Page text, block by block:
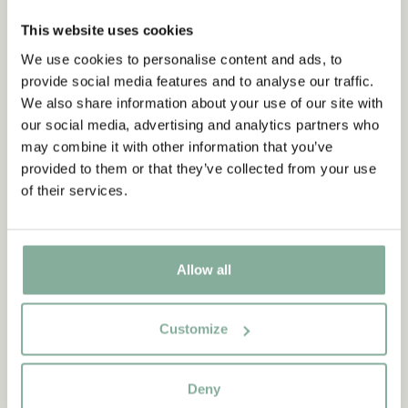
This website uses cookies
We use cookies to personalise content and ads, to
provide social media features and to analyse our traffic.
We also share information about your use of our site with
our social media, advertising and analytics partners who
may combine it with other information that you’ve
provided to them or that they’ve collected from your use
of their services.
Allow all
Customize
Deny
aus Kennst du Pippi Langstrumpf?
DIE PIPPI-LANGSTRUMPF-SAMMLUNG
NEU
Abonnieren Sie unseren
Newsletter und erhalten Sie 10
% Rabatt!
Werden Sie Abonnent des Astrid Lindgren Store
Newsletters und erhalten Sie exklusive
Angebote sowie spannende Fakten über Astrid
Lindgren. Zusätzlich erhalten Sie 10 % Rabatt auf
Ihren ersten Einkauf!
JETZT MITGLIED WERDEN